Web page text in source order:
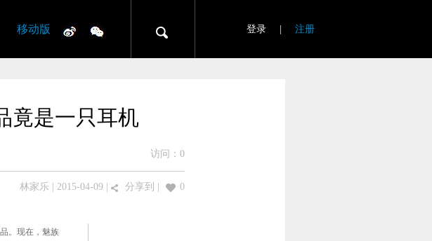
移动版 登录 注册
竟是一只耳机
访问： 0
林家乐 | 2015-04-09 | 分享到 0
。现在，魅族